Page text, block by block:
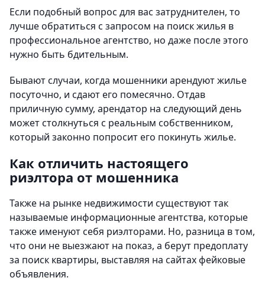
Если подобный вопрос для вас затруднителен, то
лучше обратиться с запросом на поиск жилья в
профессиональное агентство, но даже после этого
нужно быть бдительным.
Бывают случаи, когда мошенники арендуют жилье
посуточно, и сдают его помесячно. Отдав
приличную сумму, арендатор на следующий день
может столкнуться с реальным собственником,
который законно попросит его покинуть жилье.
Как отличить настоящего
риэлтора от мошенника
Также на рынке недвижимости существуют так
называемые информационные агентства, которые
также именуют себя риэлторами. Но, разница в том,
что они не выезжают на показ, а берут предоплату
за поиск квартиры, выставляя на сайтах фейковые
объявления.